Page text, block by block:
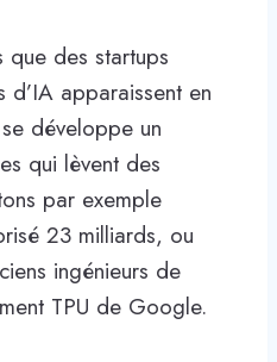
des startups
apparaissent en
développe un
qui lèvent des
par exemple
23 milliards, ou
ingénieurs de
TPU de Google.